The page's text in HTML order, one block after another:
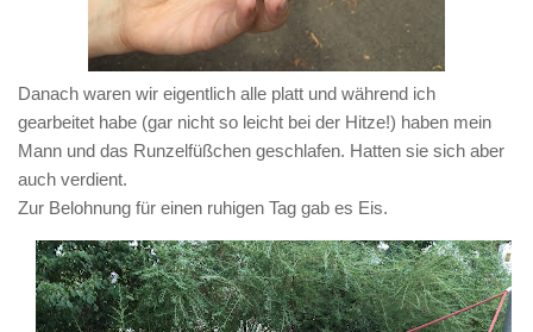
Danach waren wir eigentlich alle platt und während ich
gearbeitet habe (gar nicht so leicht bei der Hitze!) haben mein
Mann und das Runzelfüßchen geschlafen. Hatten sie sich aber
auch verdient.
Zur Belohnung für einen ruhigen Tag gab es Eis.